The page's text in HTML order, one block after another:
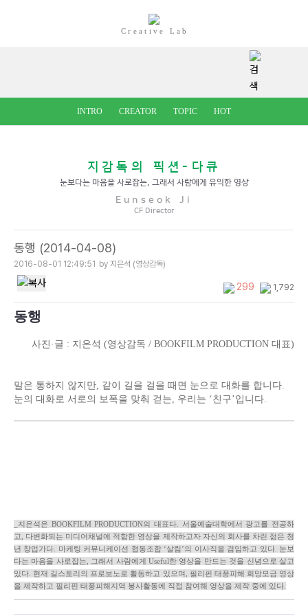
Creative Lab
INTRO CREATOR TOPIC HOT
지감독의 픽션-다큐
눈보다는 마음을 사로잡는, 그래서 사람에게 유익한 영상
Eunseok Ji
CF Director
동행 (2014-04-08)
2016-08-01 12:49:51 by 지은석 (영상감독)
299 1,792
동행
사진·글 : 지은석 (영상감독 / BOOKFILM PRODUCTION 대표)
말은 통하지 않지만, 같이 길을 걸을 때면 눈으로 대화를 합니다.
눈의 대화로 서로의 보폭을 맞춰 걷는, 우리는 ‘친구’입니다.
_지은석은 BOOKFILM PRODUCTION의 대표다. 서울예술대학에서 광고를 전공하
고, 다변화되는 미디어채널에 적합한 영상을 제작하고자 자신의 회사를 차린 젊은 청
년 창업가다. 마케팅 커뮤니케이션 협동조합 ‘살림’의 이사직을 겸임하고 있다. 눈보
다는 마음을 사로잡는, 그래서 사람에게 Useful한 영상을 만드는 것을 신념으로 살고
있다. 현재 길스토리의 프로보노로 활동하고 있으며, 필리핀 태풍피해 희망모금 영상
을 제작하고 필리핀 태풍피해지역 봉사활동에 직접 참여해 영상을 제작 중에 있다.